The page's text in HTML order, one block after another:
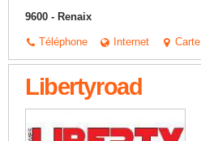
9600 - Renaix
Téléphone Internet Carte
Libertyroad